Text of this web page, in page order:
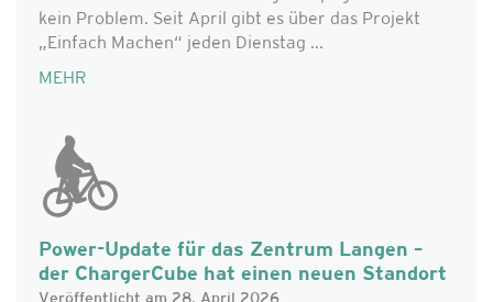
kein Problem. Seit April gibt es über das Projekt
„Einfach Machen“ jeden Dienstag ...
MEHR
Power-Update für das Zentrum Langen –
der ChargerCube hat einen neuen Standort